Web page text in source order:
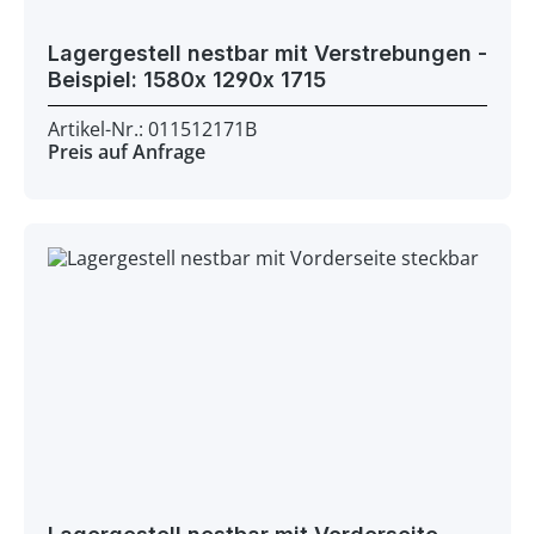
Lagergestell nestbar mit Verstrebungen -
Beispiel: 1580x 1290x 1715
Artikel-Nr.: 011512171B
Preis auf Anfrage